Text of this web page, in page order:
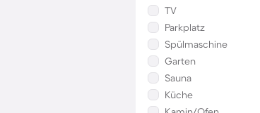
TV
Parkplatz
Spülmaschine
Garten
Sauna
Küche